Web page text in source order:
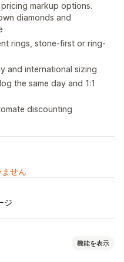
markup options.
diamonds and
rings, stone-first or ring-
and international sizing
the same day and 1:1
discounting
せん
ジ
機能を表示